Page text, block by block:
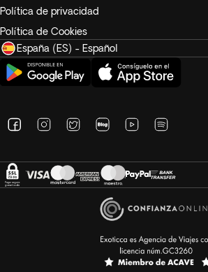
Política de privacidad
Política de Cookies
España (ES) - Español